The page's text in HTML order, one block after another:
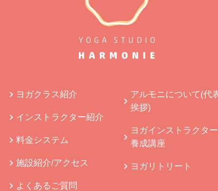
ヨガクラス紹介
インストラクター紹介
料金システム
施設紹介/アクセス
よくあるご質問
アルモニについて(代
挨拶)
ヨガインストラクター
養成講座
ヨガリトリート